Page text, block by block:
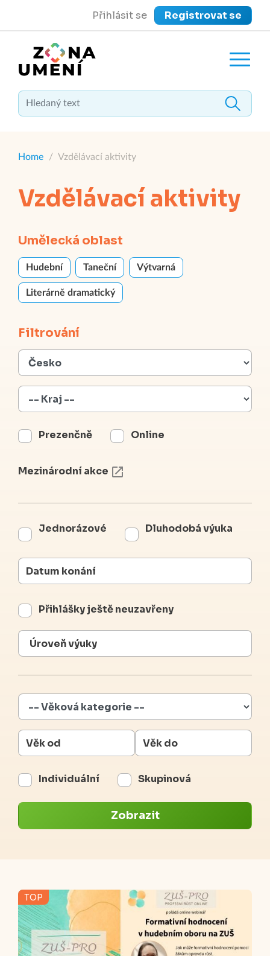
Přihlásit se Registrovat se
Zavřít menu
Home / Vzdělávací aktivity
Vzdělávací aktivity
Umělecká oblast
Hudební Taneční Výtvarná
Literárně dramatický
Filtrování
Prezenčně Online
Mezinárodní akce
Jednorázové Dluhodobá výuka
Přihlášky ještě neuzavřeny
Individuální Skupinová
Zobrazit
TOP